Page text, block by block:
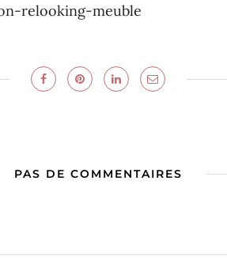
relooking-meuble
PAS DE COMMENTAIRES